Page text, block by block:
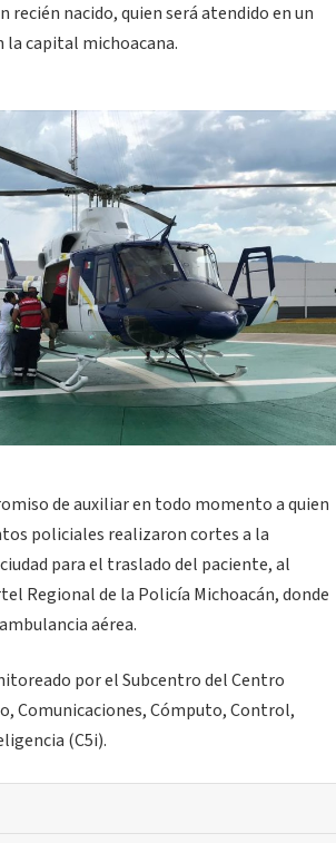
recién nacido, quien será atendido en un
la capital michoacana.
de auxiliar en todo momento a quien
policiales realizaron cortes a la
para el traslado del paciente, al
Regional de la Policía Michoacán, donde
aérea.
por el Subcentro del Centro
Comunicaciones, Cómputo, Control,
(C5i).